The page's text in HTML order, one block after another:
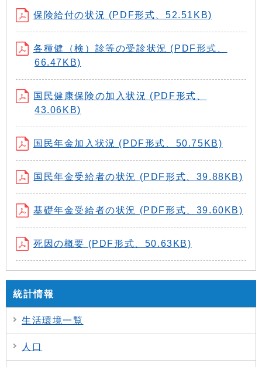
保険給付の状況 (PDF形式、52.51KB)
各種健（検）診等の受診状況 (PDF形式、
66.47KB)
国民健康保険の加入状況 (PDF形式、
43.06KB)
国民年金加入状況 (PDF形式、50.75KB)
国民年金受給者の状況 (PDF形式、39.88KB)
基礎年金受給者の状況 (PDF形式、39.60KB)
死因の概要 (PDF形式、50.63KB)
統計情報
生活環境一覧
人口